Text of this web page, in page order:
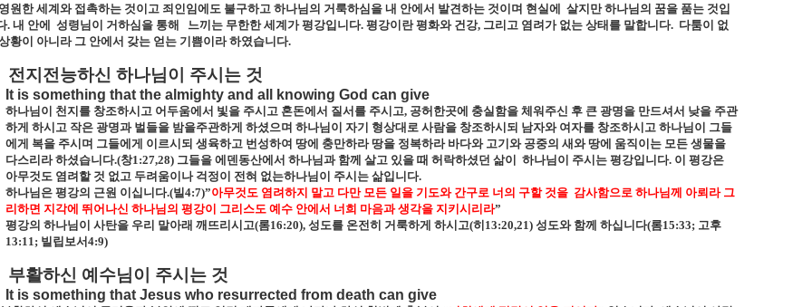
원한 세계와 접촉하는 것이고 죄인임에도 불구하고 하나님의 거룩하심을 내 안에서 발견하는 것이며 현실에
살지만 하나님의 꿈을 품는 것입
. 내 안에 성령님이 거하심을 통해 느끼는 무한한 세계가 평강입니다. 평강이란 평화와 건강, 그리고 염려가 없는 상태를 말합니다. 다툼이 없
황이 아니라 그 안에서 갖는 얻는 기쁨이라 하였습니다.
전지전능하신 하나님이 주시는 것
It is something that the almighty and all knowing God can give
하나님이 천지를 창조하시고 어두움에서 빛을 주시고 혼돈에서 질서를 주시고, 공허한곳에 충실함을 체워주신 후 큰 광명을 만드셔서 낮을 주관
하게 하시고 작은 광명과 벌들을 밤을주관하게 하셨으며 하나님이 자기 형상대로 사람을 창조하시되 남자와 여자를 창조하시고 하나님이 그들
에게 복을 주시며 그들에게 이르시되 생육하고 번성하여 땅에 충만하라 땅을 정복하라 바다와 고기와 공중의 새와 땅에 움직이는 모든 생물을
다스리라 하셨습니다.(창1:27,28) 그들을 에덴동산에서 하나님과 함께 살고 있을 때 허락하셨던 삶이 하나님이 주시는 평강입니다. 이 평강은
아무것도 염려할 것 없고 두려움이나 걱정이 전혀 없는하나님이 주시는 삶입니다.
하나님은 평강의 근원 이십니다.(빌4:7)”아무것도 염려하지 말고 다만 모든 일을 기도와 간구로 너의 구할 것을 감사함으로 하나님께 아뢰라 그
리하면 지각에 뛰어나신 하나님의 평강이 그리스도 예수 안에서 너희 마음과 생각을 지키시리라”
평강의 하나님이 사탄을 우리 말아래 깨뜨리시고(롬16:20), 성도를 온전히 거룩하게 하시고(히 13:20,21) 성도와 함께 하십니다(롬15:33; 고후
13:11; 빌립보서 4:9)
부활하신 예수님이 주시는 것
It is something that Jesus who resurrected from death can give